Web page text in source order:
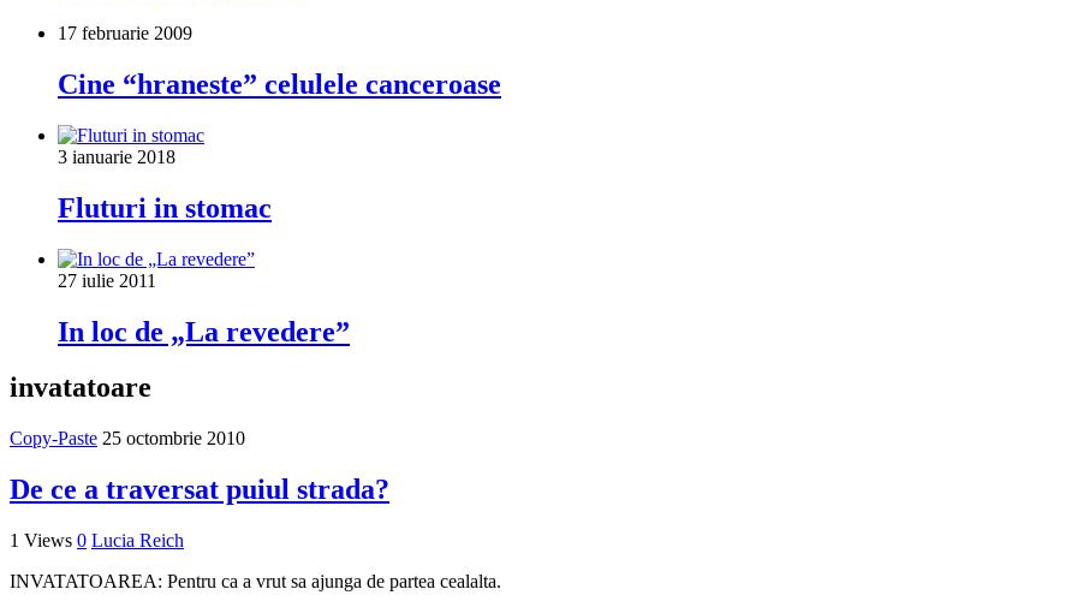
17 februarie 2009
Cine “hraneste” celulele canceroase
3 ianuarie 2018
Fluturi in stomac
27 iulie 2011
In loc de „La revedere”
invatatoare
Copy-Paste 25 octombrie 2010
De ce a traversat puiul strada?
1 Views 0 Lucia Reich
INVATATOAREA: Pentru ca a vrut sa ajunga de partea cealalta.